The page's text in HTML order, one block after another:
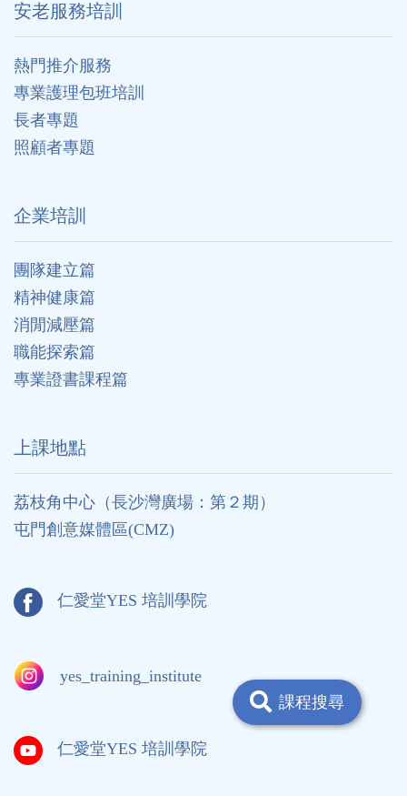
課程搜尋
安老服務培訓
熱門推介服務
專業護理包班培訓
長者專題
照顧者專題
企業培訓
團隊建立篇
精神健康篇
消閒減壓篇
職能探索篇
專業證書課程篇
上課地點
荔枝角中心（長沙灣廣場：第２期）
屯門創意媒體區(CMZ)
仁愛堂YES 培訓學院
yes_training_institute
仁愛堂YES 培訓學院